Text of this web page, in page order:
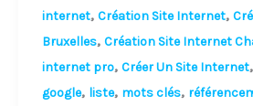
internet, Création Site Internet,
Bruxelles, Création Site Internet
internet pro, Créer Un Site Internet,
google, liste, mots clés,